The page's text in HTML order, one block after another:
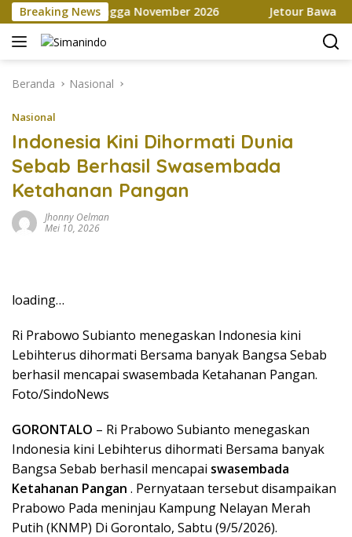
Langsung
ke
konten
Breaking News
hingga November 2026 Jetour Bawa Empat
Beranda Nasional
Nasional
Indonesia Kini Dihormati Dunia
Sebab Berhasil Swasembada
Ketahanan Pangan
Jhonny Oelman
Mei 10, 2026
loading…
Ri Prabowo Subianto menegaskan Indonesia kini
Lebihterus dihormati Bersama banyak Bangsa Sebab
berhasil mencapai swasembada Ketahanan Pangan.
Foto/SindoNews
GORONTALO – Ri Prabowo Subianto menegaskan
Indonesia kini Lebihterus dihormati Bersama banyak
Bangsa Sebab berhasil mencapai swasembada
Ketahanan Pangan . Pernyataan tersebut disampaikan
Prabowo Pada meninjau Kampung Nelayan Merah
Putih (KNMP) Di Gorontalo, Sabtu (9/5/2026).